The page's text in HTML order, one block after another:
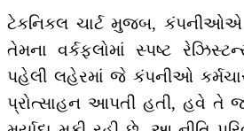
ટેકનિકલ ચાર્ટ મુજબ,
તેમના વર્કફ્લોમાં સ્પષ્ટ
પહેલી લહેરમાં જે કંપનીઓ
પ્રોત્સાહન આપતી હતી, હવે તે જ